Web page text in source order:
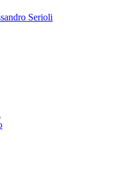
Serioli
secondo livello
di secondo livello
di secondo livello